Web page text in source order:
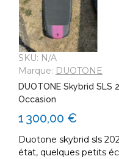
SKU: N/A
Marque: DUOTONE
DUOTONE Skybrid SLS
Occasion
1 300,00 €
Duotone skybrid sls
état, quelques petits